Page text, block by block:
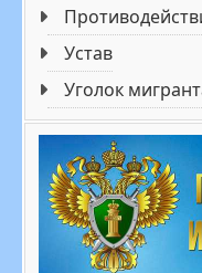
Устав
Уголок